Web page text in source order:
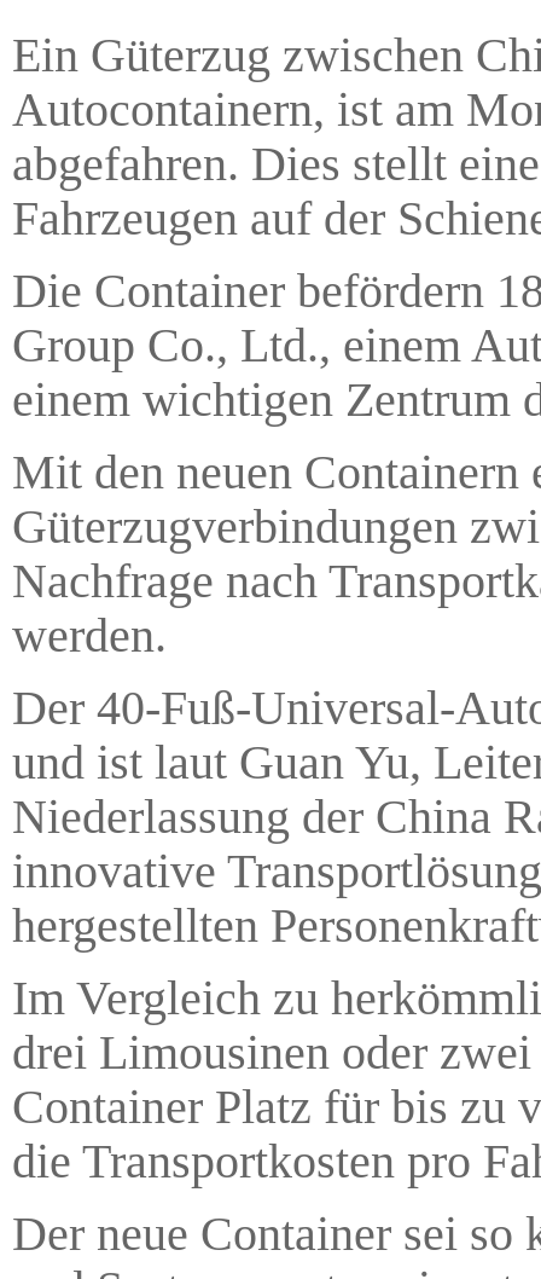
Ein Güterzug zwischen
Autocontainern, ist am
abgefahren. Dies stellt
Fahrzeugen auf der
Die Container befördern
Group Co., Ltd., einem
einem wichtigen Zentrum
Mit den neuen
Güterzugverbindungen
Nachfrage nach
werden.
Der 40-Fuß-Universal-
und ist laut Guan Yu,
Niederlassung der China
innovative
hergestellten
Im Vergleich zu
drei Limousinen oder
Container Platz für bis zu
die Transportkosten pro
Der neue Container sei so